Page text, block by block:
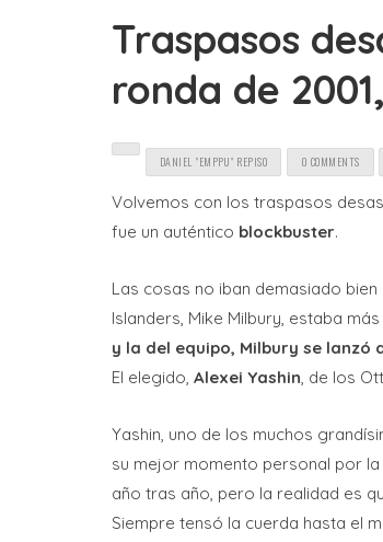
Traspasos
ronda de
DANIEL "EMPPU" REPISO 0 COMMENTS
Volvemos con los traspasos
fue un auténtico blockbuster.
Las cosas no iban demasiado
Islanders, Mike Milbury, estaba
y la del equipo, Milbury se lanzó
El elegido, Alexei Yashin, de los
Yashin, uno de los muchos
su mejor momento personal por
año tras año, pero la realidad es
Siempre tensó la cuerda hasta el